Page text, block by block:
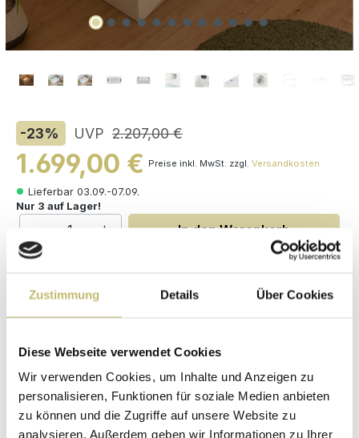
Zustimmung Details Über Cookies
Diese Webseite verwendet Cookies
Wir verwenden Cookies, um Inhalte und Anzeigen zu
personalisieren, Funktionen für soziale Medien anbieten
zu können und die Zugriffe auf unsere Website zu
analysieren. Außerdem geben wir Informationen zu Ihrer
-23% UVP 2.207,00 €
1.699,00 € Preise inkl. MwSt. zzgl. Versandkosten
Lieferbar 03.09.-07.09.
Nur 3 auf Lager!
Produkt Anzahl: Gib den gewünschten
In den Warenkorb
Befüllung über den Überlauf
Maße (H/B/T): 59.5 / 160 / 75 cm